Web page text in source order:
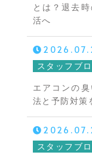
とは？退去
活へ
スタッフブ
エアコンの
法と予防対策
スタッフブ